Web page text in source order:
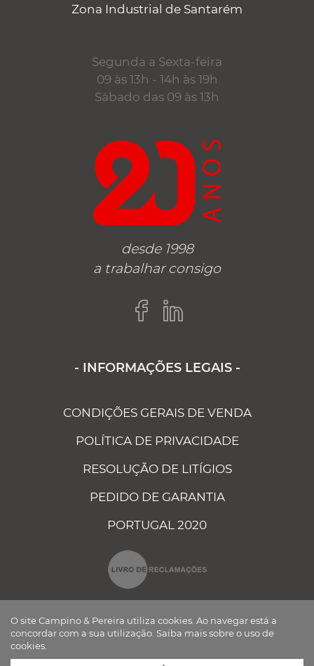
Zona Industrial de Santarém
Segunda a Sexta-feira
09 às 13h - 14h às 19h
Sábado das 09 às 13h
desde 1998
a trabalhar consigo
- INFORMAÇÕES LEGAIS -
CONDIÇÕES GERAIS DE VENDA
POLÍTICA DE PRIVACIDADE
RESOLUÇÃO DE LITÍGIOS
PEDIDO DE GARANTIA
PORTUGAL 2020
CAMPINO E PEREIRA - COMPONENTES ELÉCTRICOS AUTO, LDA ©
TODOS OS DIREITOS RESERVADOS Desenvolvido porBOMSITE
O site Campino & Pereira utiliza cookies. Ao navegar está a
concordar com a sua utilização. Saiba mais sobre o uso de
cookies.